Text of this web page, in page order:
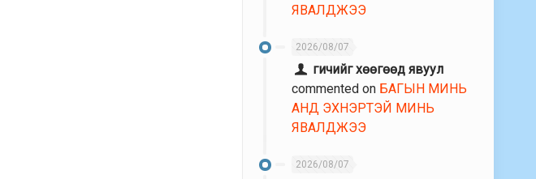
ЯВАЛДЖЭЭ
2026/08/07
гичийг хөөгөөд явуул
commented on БАГЫН МИНЬ
АНД ЭХНЭРТЭЙ МИНЬ
ЯВАЛДЖЭЭ
2026/08/07